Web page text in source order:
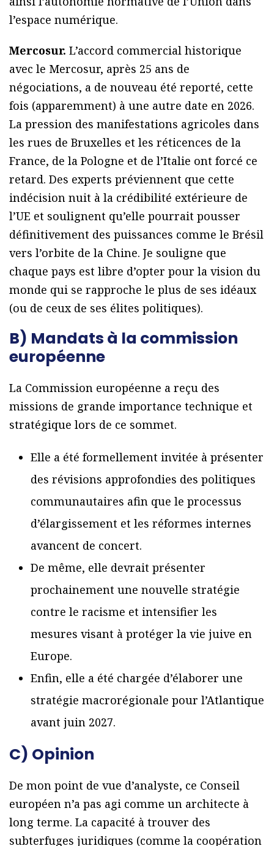
l’espace numérique.
Mercosur. L’accord commercial historique
avec le Mercosur, après 25 ans de
négociations, a de nouveau été reporté, cette
fois (apparemment) à une autre date en 2026.
La pression des manifestations agricoles dans
les rues de Bruxelles et les réticences de la
France, de la Pologne et de l’Italie ont forcé ce
retard. Des experts préviennent que cette
indécision nuit à la crédibilité extérieure de
l’UE et soulignent qu’elle pourrait pousser
définitivement des puissances comme le Brésil
vers l’orbite de la Chine. Je souligne que
chaque pays est libre d’opter pour la vision du
monde qui se rapproche le plus de ses idéaux
(ou de ceux de ses élites politiques).
B) Mandats à la commission
européenne
La Commission européenne a reçu des
missions de grande importance technique et
stratégique lors de ce sommet.
Elle a été formellement invitée à présenter
des révisions approfondies des politiques
communautaires afin que le processus
d’élargissement et les réformes internes
avancent de concert.
De même, elle devrait présenter
prochainement une nouvelle stratégie
contre le racisme et intensifier les
mesures visant à protéger la vie juive en
Europe.
Enfin, elle a été chargée d’élaborer une
stratégie macrorégionale pour l’Atlantique
avant juin 2027.
C) Opinion
De mon point de vue d’analyste, ce Conseil
européen n’a pas agi comme un architecte à
long terme. La capacité à trouver des
subterfuges juridiques (comme la coopération